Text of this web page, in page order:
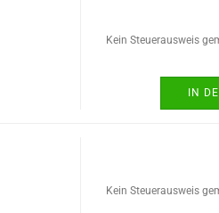
Kein Steuerausweis
IN
Kein Steuerausweis